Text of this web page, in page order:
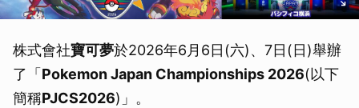
株式會社寶可夢於2026年6月6日(六)、7日(日)舉辦
了「 Pokemon Japan Championships 2026(以下
簡稱PJCS2026)」。